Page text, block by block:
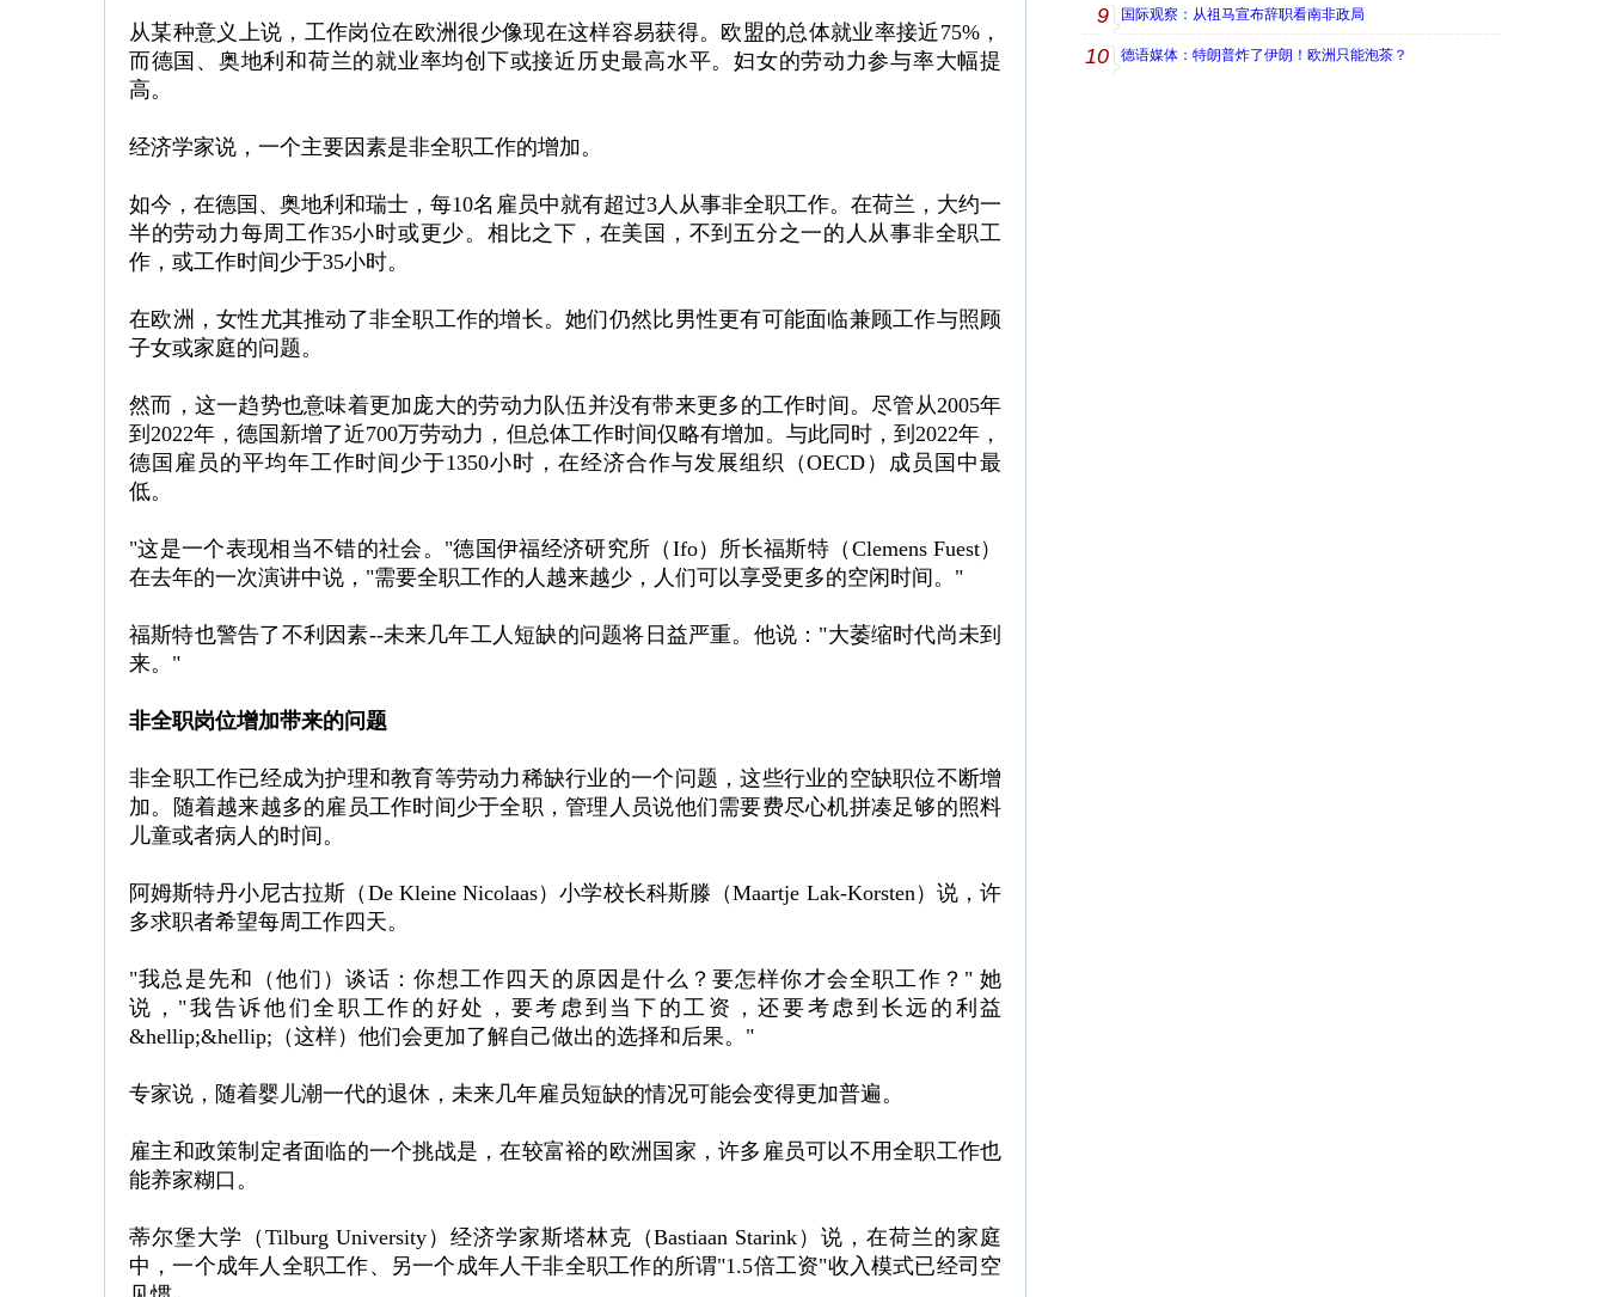
从某种意义上说，工作岗位在欧洲很少像现在这样容易获得。欧盟的总体就业率接近75%，
而德国、奥地利和荷兰的就业率均创下或接近历史最高水平。妇女的劳动力参与率大幅提
高。
经济学家说，一个主要因素是非全职工作的增加。
如今，在德国、奥地利和瑞士，每10名雇员中就有超过3人从事非全职工作。在荷兰，大约一
半的劳动力每周工作35小时或更少。相比之下，在美国，不到五分之一的人从事非全职工
作，或工作时间少于35小时。
在欧洲，女性尤其推动了非全职工作的增长。她们仍然比男性更有可能面临兼顾工作与照顾
子女或家庭的问题。
然而，这一趋势也意味着更加庞大的劳动力队伍并没有带来更多的工作时间。尽管从2005年
到2022年，德国新增了近700万劳动力，但总体工作时间仅略有增加。与此同时，到2022年，
德国雇员的平均年工作时间少于1350小时，在经济合作与发展组织（OECD）成员国中最
低。
"这是一个表现相当不错的社会。"德国伊福经济研究所（Ifo）所长福斯特（Clemens Fuest）
在去年的一次演讲中说，"需要全职工作的人越来越少，人们可以享受更多的空闲时间。"
福斯特也警告了不利因素--未来几年工人短缺的问题将日益严重。他说："大萎缩时代尚未到
来。"
非全职岗位增加带来的问题
非全职工作已经成为护理和教育等劳动力稀缺行业的一个问题，这些行业的空缺职位不断增
加。随着越来越多的雇员工作时间少于全职，管理人员说他们需要费尽心机拼凑足够的照料
儿童或者病人的时间。
阿姆斯特丹小尼古拉斯（De Kleine Nicolaas）小学校长科斯滕（Maartje Lak-Korsten）说，许
多求职者希望每周工作四天。
"我总是先和（他们）谈话：你想工作四天的原因是什么？要怎样你才会全职工作？" 她
说，"我告诉他们全职工作的好处，要考虑到当下的工资，还要考虑到长远的利益
&hellip;&hellip;（这样）他们会更加了解自己做出的选择和后果。"
专家说，随着婴儿潮一代的退休，未来几年雇员短缺的情况可能会变得更加普遍。
雇主和政策制定者面临的一个挑战是，在较富裕的欧洲国家，许多雇员可以不用全职工作也
能养家糊口。
蒂尔堡大学（Tilburg University）经济学家斯塔林克（Bastiaan Starink）说，在荷兰的家庭
中，一个成年人全职工作、另一个成年人干非全职工作的所谓"1.5倍工资"收入模式已经司空
9 国际观察：从祖马宣布辞职看南非政局
10 德语媒体：特朗普炸了伊朗！欧洲只能泡茶？